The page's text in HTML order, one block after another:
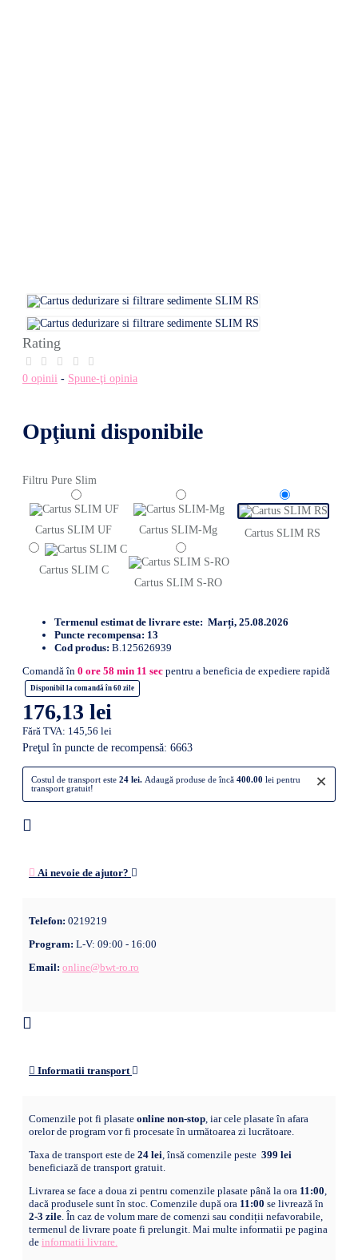
Rating
0 opinii - Spune-ţi opinia
Opţiuni disponibile
Filtru Pure Slim
Cartus SLIM UF Cartus SLIM-Mg Cartus SLIM RS
Cartus SLIM C
Cartus SLIM S-RO
Termenul estimat de livrare este: Marți, 25.08.2026
Puncte recompensa: 13
Cod produs: B.125626939
Comandă în 0 ore 58 min 10 sec pentru a beneficia de expediere rapidă
Disponibil la comandă în 60 zile
176,13 lei
Fără TVA: 145,56 lei
Preţul în puncte de recompensă: 6663
×
Costul de transport este 24 lei. Adaugă produse de încă 400.00 lei pentru
transport gratuit!
Ai nevoie de ajutor?
Telefon: 0219219
Program: L-V: 09:00 - 16:00
Email: online@bwt-ro.ro
Informatii transport
Comenzile pot fi plasate online non-stop, iar cele plasate în afara
orelor de program vor fi procesate în următoarea zi lucrătoare.
Taxa de transport este de 24 lei, însă comenzile peste 399 lei
beneficiază de transport gratuit.
Livrarea se face a doua zi pentru comenzile plasate până la ora 11:00,
dacă produsele sunt în stoc. Comenzile după ora 11:00 se livrează în
2-3 zile. În caz de volum mare de comenzi sau condiții nefavorabile,
termenul de livrare poate fi prelungit. Mai multe informatii pe pagina
de informatii livrare.